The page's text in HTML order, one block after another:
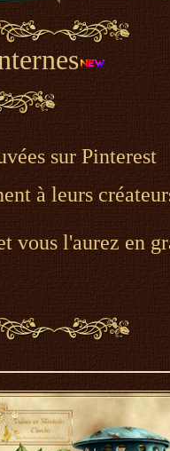
sur Pinterest
à leurs
l'aurez en